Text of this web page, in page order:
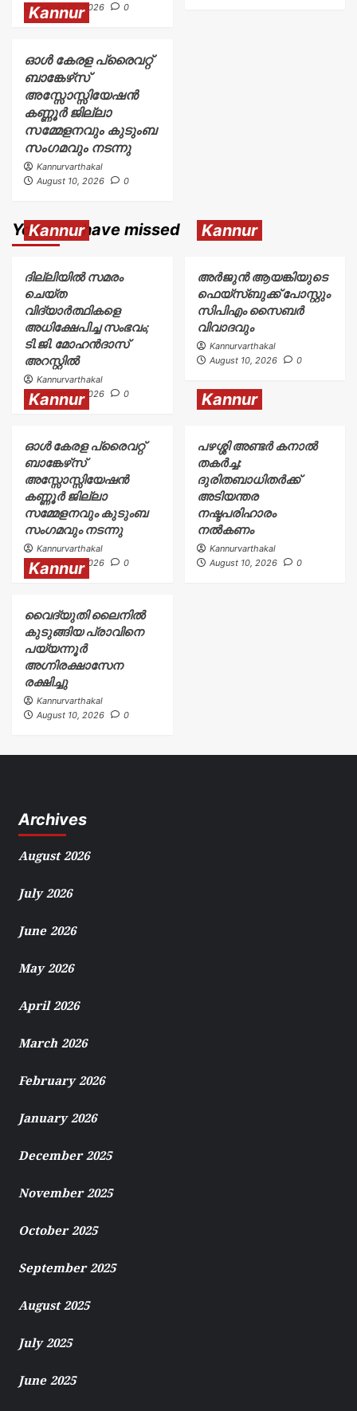
August 10, 2026
0
Kannur
ഓൾ കേരള പ്രൈവറ്റ്
ബാങ്കേഴ്‌സ്
അസ്സോസ്സിയേഷൻ
കണ്ണൂർ ജില്ലാ
സമ്മേളനവും കുടുംബ
സംഗമവും നടന്നു
Kannurvarthakal
August 10, 2026
0
You may have missed
Kannur
ദില്ലിയിൽ സമരം
ചെയ്ത
വിദ്യാർത്ഥികളെ
അധിക്ഷേപിച്ച സംഭവം;
ടി.ജി. മോഹൻദാസ്
അറസ്റ്റിൽ
Kannurvarthakal
August 10, 2026
0
Kannur
അര്‍ജുന്‍ ആയങ്കിയുടെ
ഫെയ്‌സ്ബുക്ക് പോസ്റ്റും
സിപിഎം സൈബര്‍
വിവാദവും
Kannurvarthakal
August 10, 2026
0
Kannur
ഓൾ കേരള പ്രൈവറ്റ്
ബാങ്കേഴ്‌സ്
അസ്സോസ്സിയേഷൻ
കണ്ണൂർ ജില്ലാ
സമ്മേളനവും കുടുംബ
സംഗമവും നടന്നു
Kannurvarthakal
August 10, 2026
0
Kannur
പഴശ്ശി അണ്ടർ കനാൽ
തകർച്ച:
ദുരിതബാധിതർക്ക്‌
അടിയന്തര
നഷ്ടപരിഹാരം
നൽകണം
Kannurvarthakal
August 10, 2026
0
Kannur
വൈദ്യുതി ലൈനിൽ
കുടുങ്ങിയ പ്രാവിനെ
പയ്യന്നൂർ
അഗ്നിരക്ഷാസേന
രക്ഷിച്ചു
Kannurvarthakal
August 10, 2026
0
Archives
August 2026
July 2026
June 2026
May 2026
April 2026
March 2026
February 2026
January 2026
December 2025
November 2025
October 2025
September 2025
August 2025
July 2025
June 2025